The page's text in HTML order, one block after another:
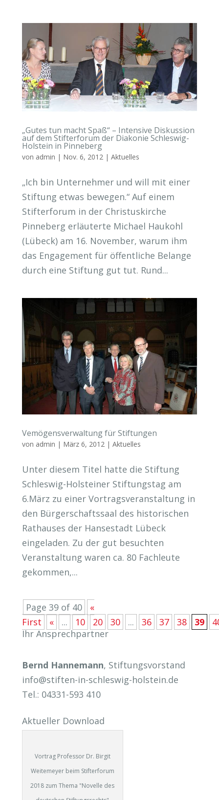
„Gutes tun macht Spaß“ – Intensive Diskussion
auf dem Stifterforum der Diakonie Schleswig-
Holstein in Pinneberg
von admin | Nov. 6, 2012 | Aktuelles
„Ich bin Unternehmer und will mit einer
Stiftung etwas bewegen.“ Auf einem
Stifterforum in der Christuskirche
Pinneberg erläuterte Michael Haukohl
(Lübeck) am 16. November, warum ihm
das Engagement für öffentliche Belange
durch eine Stiftung gut tut. Rund...
Vemögensverwaltung für Stiftungen
von admin | März 6, 2012| Aktuelles
Unter diesem Titel hatte die Stiftung
Schleswig-Holsteiner Stiftungstag am
6.März zu einer Vortragsveranstaltung in
den Bürgerschaftssaal des historischen
Rathauses der Hansestadt Lübeck
eingeladen. Zu der gut besuchten
Veranstaltung waren ca. 80 Fachleute
gekommen,...
Page 39 of 40
«
First
« ... 10 20 30 ... 36 37 38 39
Ihr Ansprechpartner
Bernd Hannemann, Stiftungsvorstand
info@stiften-in-schleswig-holstein.de
Tel.: 04331-593 410
Aktueller Download
Vortrag Professor Dr. Birgit
Weitemeyer beim Stifterforum
2018 zum Thema "Novelle des